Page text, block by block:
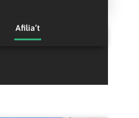
Afilia’t